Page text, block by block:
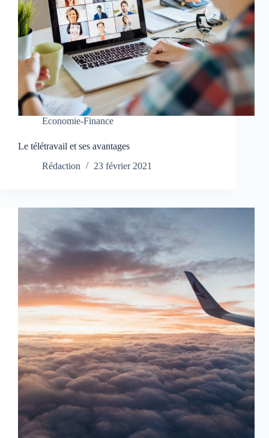
Economie-Finance
Le télétravail et ses avantages
Rédaction
23 février 2021